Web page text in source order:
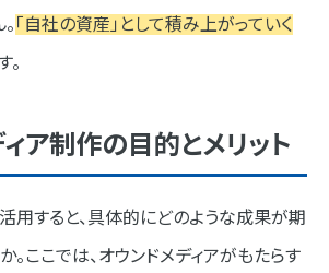
「自社の資産」として積み上がっていく
。
ア制作の目的とメリット
用すると、具体的にどのような成果が期
。ここでは、オウンドメディアがもたらす